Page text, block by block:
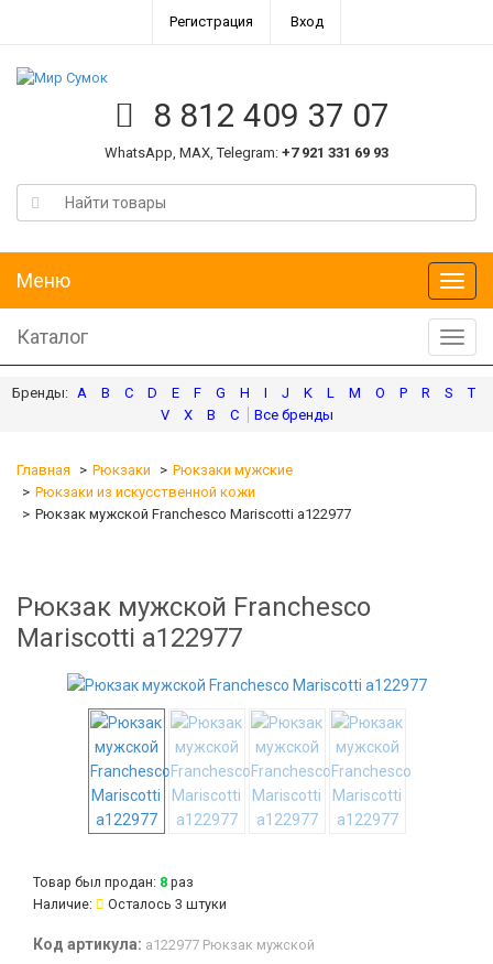
Регистрация Вход
8 812 409 37 07
WhatsApp, MAX, Telegram: +7 921 331 69 93
Меню
Меню
Каталог
A B C D E F G H I J K L M O P R S
T
V
X В С
Главная Рюкзаки
Рюкзаки мужские
Рюкзаки из искусственной кожи
Рюкзак мужской Franchesco Mariscotti а122977
Рюкзак мужской Franchesco
Mariscotti а122977
Товар был продан: 8 раз
Наличие:
Осталось 3 штуки
Код артикула: а122977 Рюкзак мужской